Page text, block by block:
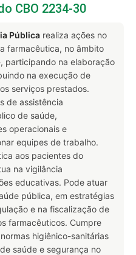
CBO 2234-30
Pública realiza ações no
farmacêutica, no âmbito
participando na elaboração
na execução de
serviços prestados.
de assistência
de saúde,
operacionais e
equipes de trabalho.
aos pacientes do
na vigilância
educativas. Pode atuar
pública, em estratégias
e na fiscalização de
farmacêuticos. Cumpre
higiênico-sanitárias
saúde e segurança no